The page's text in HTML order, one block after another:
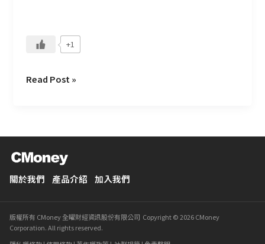
+1
Read Post »
關於我們 產品介紹 加入我們
版權所有 CMoney 全曜財經資訊股份有限公司 Copyright © 2026 CMoney
Corporation. All rights reserved.